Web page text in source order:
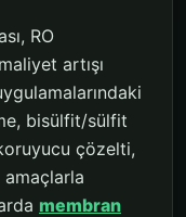
RO
artışı
bisülfit/sülfit
çözelti,
membran